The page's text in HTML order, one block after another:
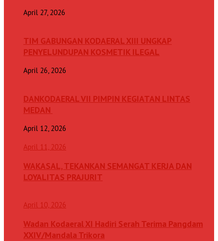
April 27, 2026
TIM GABUNGAN KODAERAL XIII UNGKAP
PENYELUNDUPAN KOSMETIK ILEGAL
April 26, 2026
DANKODAERAL VII PIMPIN KEGIATAN LINTAS
MEDAN
April 12, 2026
April 11, 2026
WAKASAL, TEKANKAN SEMANGAT KERJA DAN
LOYALITAS PRAJURIT
April 10, 2026
Wadan Kodaeral XI Hadiri Serah Terima Pangdam
XXIV/Mandala Trikora